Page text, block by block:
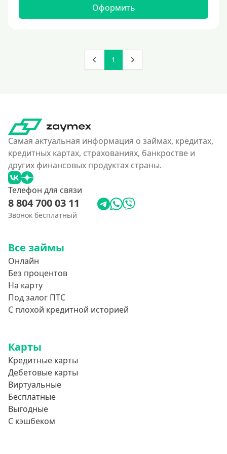
180000 руб
4500000 руб
500000 руб
550000 руб
600 тысяч
650000 руб
700000 руб
750000 руб
850000 руб
900000 руб
950000 руб
Целевые
Строительство дома
Газификацию
Лечение
Стоматология
Неотложные нужды
Образование
Оформить
1
Самая актуальная информация о займах, кредитах,
кредитных картах, страхованиях, банкростве и
других финансовых продуктах страны.
Телефон для связи
8 804 700 03 11
Звонок бесплатный
Все займы
Онлайн
Без процентов
На карту
Под залог ПТС
С плохой кредитной историей
Карты
Кредитные карты
Дебетовые карты
Виртуальные
Бесплатные
Выгодные
С кэшбеком